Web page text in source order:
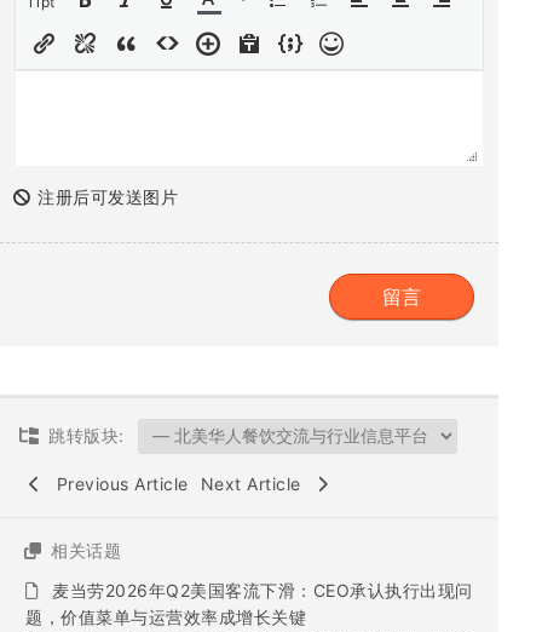
注册后可发送图片
跳转版块:
Previous Article Next Article
相关话题
麦当劳2026年Q2美国客流下滑：CEO承认执行出现问
题，价值菜单与运营效率成增长关键